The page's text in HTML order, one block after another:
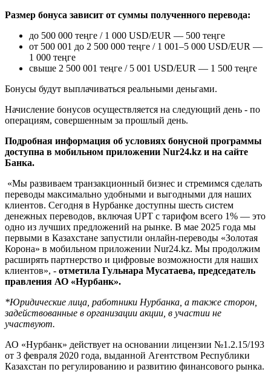
Размер бонуса зависит от суммы полученного перевода:
до 500 000 теңге / 1 000 USD/EUR — 500 теңге
от 500 001 до 2 500 000 теңге / 1 001–5 000 USD/EUR —
1 000 теңге
свыше 2 500 001 теңге / 5 001 USD/EUR — 1 500 теңге
Бонусы будут выплачиваться реальными деньгами.
Начисление бонусов осуществляется на следующий день - по
операциям, совершенным за прошлый день.
Подробная информация об условиях бонусной программы
доступна в мобильном приложении Nur24.kz и на сайте
Банка.
«Мы развиваем транзакционный бизнес и стремимся сделать
переводы максимально удобными и выгодными для наших
клиентов. Сегодня в Нурбанке доступны шесть систем
денежных переводов, включая UPT с тарифом всего 1% — это
одно из лучших предложений на рынке. В мае 2025 года мы
первыми в Казахстане запустили онлайн-переводы «Золотая
Корона» в мобильном приложении Nur24.kz. Мы продолжим
расширять партнерство и цифровые возможности для наших
клиентов», - отметила Гульнара Мусатаева, председатель
правления АО «Нурбанк».
*Юридические лица, работники Нурбанка, а также сторон,
задействованные в организации акции, в участии не
участвуют.
АО «Нурбанк» действует на основании лицензии №1.2.15/193
от 3 февраля 2020 года, выданной Агентством Республики
Казахстан по регулированию и развитию финансового рынка.